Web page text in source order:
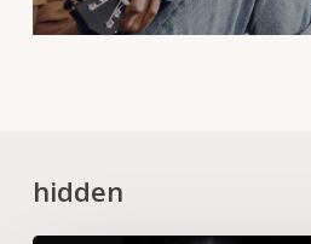
hidden